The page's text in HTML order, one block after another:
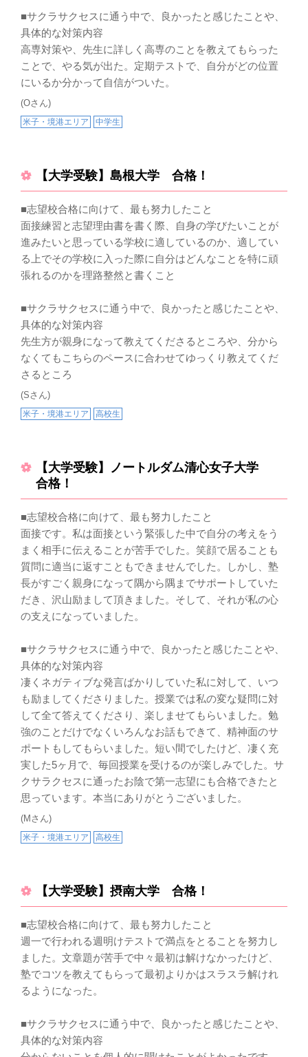
■サクラサクセスに通う中で、良かったと感じたことや、
具体的な対策内容
高専対策や、先生に詳しく高専のことを教えてもらった
ことで、やる気が出た。定期テストで、自分がどの位置
にいるか分かって自信がついた。
(Oさん)
米子・境港エリア 中学生
【大学受験】島根大学 合格！
■志望校合格に向けて、最も努力したこと
面接練習と志望理由書を書く際、自身の学びたいことが
進みたいと思っている学校に適しているのか、適してい
る上でその学校に入った際に自分はどんなことを特に頑
張れるのかを理路整然と書くこと
■サクラサクセスに通う中で、良かったと感じたことや、
具体的な対策内容
先生方が親身になって教えてくださるところや、分から
なくてもこちらのペースに合わせてゆっくり教えてくだ
さるところ
(Sさん)
米子・境港エリア 高校生
【大学受験】ノートルダム清心女子大学
合格！
■志望校合格に向けて、最も努力したこと
面接です。私は面接という緊張した中で自分の考えをう
まく相手に伝えることが苦手でした。笑顔で居ることも
質問に適当に返すこともできませんでした。しかし、塾
長がすごく親身になって隅から隅までサポートしていた
だき、沢山励まして頂きました。そして、それが私の心
の支えになっていました。
■サクラサクセスに通う中で、良かったと感じたことや、
具体的な対策内容
凄くネガティブな発言ばかりしていた私に対して、いつ
も励ましてくださりました。授業では私の変な疑問に対
して全て答えてくださり、楽しませてもらいました。勉
強のことだけでなくいろんなお話もできて、精神面のサ
ポートもしてもらいました。短い間でしたけど、凄く充
実した5ヶ月で、毎回授業を受けるのが楽しみでした。サ
クサラクセスに通ったお陰で第一志望にも合格できたと
思っています。本当にありがとうございました。
(Mさん)
米子・境港エリア 高校生
【大学受験】摂南大学 合格！
■志望校合格に向けて、最も努力したこと
週一で行われる週明けテストで満点をとることを努力し
ました。文章題が苦手で中々最初は解けなかったけど、
塾でコツを教えてもらって最初よりかはスラスラ解けれ
るようになった。
■サクラサクセスに通う中で、良かったと感じたことや、
具体的な対策内容